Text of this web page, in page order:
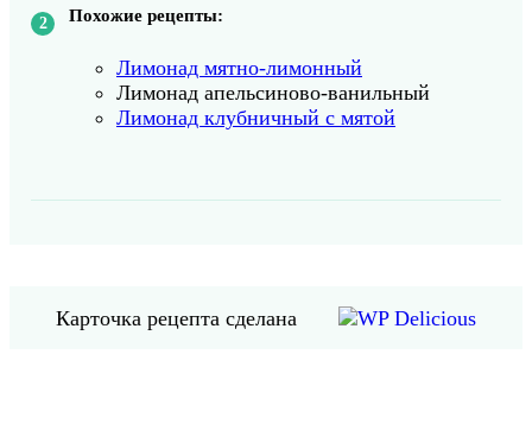
Похожие рецепты:
Лимонад мятно-лимонный
Лимонад апельсиново-ванильный
Лимонад клубничный с мятой
Карточка рецепта сделана